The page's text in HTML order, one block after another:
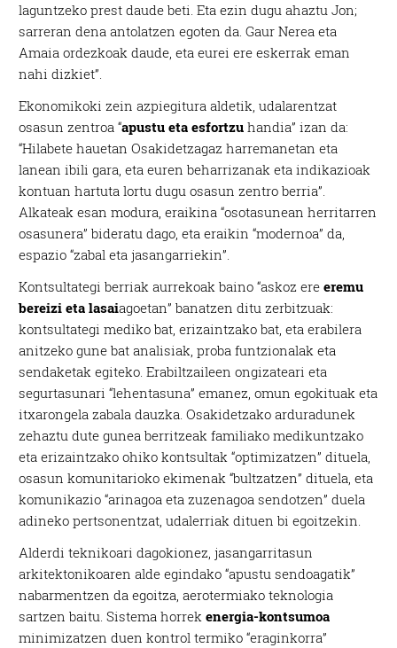
laguntzeko prest daude beti. Eta ezin dugu ahaztu Jon;
sarreran dena antolatzen egoten da. Gaur Nerea eta
Amaia ordezkoak daude, eta eurei ere eskerrak eman
nahi dizkiet”.
Ekonomikoki zein azpiegitura aldetik, udalarentzat
osasun zentroa “apustu eta esfortzu handia” izan da:
“Hilabete hauetan Osakidetzagaz harremanetan eta
lanean ibili gara, eta euren beharrizanak eta indikazioak
kontuan hartuta lortu dugu osasun zentro berria”.
Alkateak esan modura, eraikina “osotasunean herritarren
osasunera” bideratu dago, eta eraikin “modernoa” da,
espazio “zabal eta jasangarriekin”.
Kontsultategi berriak aurrekoak baino “askoz ereeremu
bereizi eta lasaiagoetan” banatzen ditu zerbitzuak:
kontsultategi mediko bat, erizaintzako bat, eta erabilera
anitzeko gune bat analisiak, proba funtzionalak eta
sendaketak egiteko. Erabiltzaileen ongizateari eta
segurtasunari “lehentasuna” emanez, omun egokituak eta
itxarongela zabala dauzka. Osakidetzako arduradunek
zehaztu dute gunea berritzeak familiako medikuntzako
eta erizaintzako ohiko kontsultak “optimizatzen” dituela,
osasun komunitarioko ekimenak “bultzatzen” dituela, eta
komunikazio “arinagoa eta zuzenagoa sendotzen” duela
adineko pertsonentzat, udalerriak dituen bi egoitzekin.
Alderdi teknikoari dagokionez, jasangarritasun
arkitektonikoaren alde egindako “apustu sendoagatik”
nabarmentzen da egoitza, aerotermiako teknologia
sartzen baitu. Sistema horrekenergia-kontsumoa
minimizatzen duen kontrol termiko “eraginkorra”